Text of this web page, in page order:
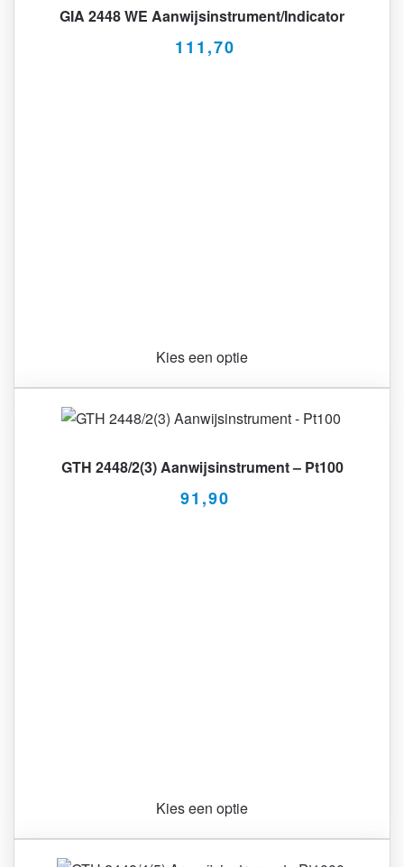
GIA 2448 WE Aanwijsinstrument/Indicator
111,70
Kies een optie
GTH 2448/2(3) Aanwijsinstrument – Pt100
91,90
Kies een optie